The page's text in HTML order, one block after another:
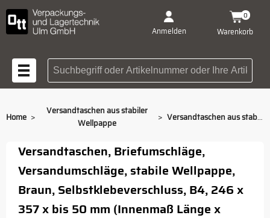
Anmelden Warenkorb
0
Suchbegriff oder
Home >
Versandtaschen aus stabiler
Wellpappe
> Versandtaschen aus stabiler Wellpappe PP W01.06
Versandtaschen, Briefumschläge,
Versandumschläge, stabile Wellpappe,
Braun, Selbstklebeverschluss, B4, 246 x
357 x bis 50 mm (Innenmaß Länge x